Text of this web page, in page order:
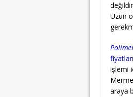
Uzun
fiyatları
işlemi
araya